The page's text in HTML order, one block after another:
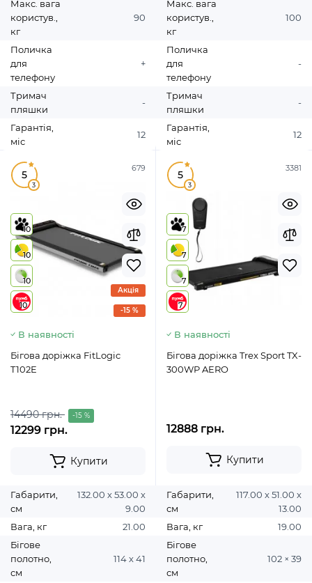
Макс. вага
користув.,
кг
90
Поличка
для
телефону
+
Тримач
пляшки
-
Гарантія,
міс
12
Макс. вага
користув.,
кг
100
Поличка
для
телефону
-
Тримач
пляшки
-
Гарантія,
міс
12
679
5
3
10
10
10
10
-15 %
Акція
В наявності
Бігова доріжка FitLogic
T102E
14490 грн. -15 %
12299 грн.
Купити
Габарити,
см
132.00 х 53.00 х
9.00
Вага, кг
21.00
Бігове
полотно,
см
114 х 41
3381
5
3
7
7
7
7
В наявності
Бігова доріжка Trex Sport TX-
300WP AERO
12888 грн.
Купити
Габарити,
см
117.00 х 51.00 х
13.00
Вага, кг
19.00
Бігове
полотно,
см
102 × 39